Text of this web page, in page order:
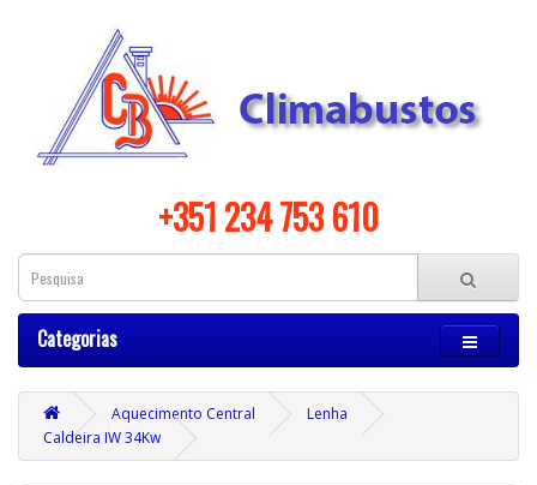
+351 234 753 610
Categorias
Aquecimento Central
Lenha
Caldeira IW 34Kw